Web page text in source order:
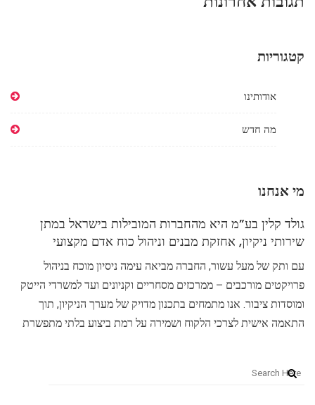
קטגוריות
אודותינו
מה חדש
מי אנחנו
גולד קלין בע”מ היא מהחברות המובילות בישראל במתן
שירותי ניקיון, אחזקת מבנים וניהול כוח אדם מקצועי
עם ותק של מעל עשור, החברה מביאה עימה ניסיון מוכח בניהול
פרויקטים מורכבים – ממרכזים מסחריים וקניונים ועד למשרדי הייטק
ומוסדות ציבור. אנו מתמחים בתכנון מדויק של מערך הניקיון, תוך
התאמה אישית לצרכי הלקוח ושמירה על רמת ביצוע בלתי מתפשרת